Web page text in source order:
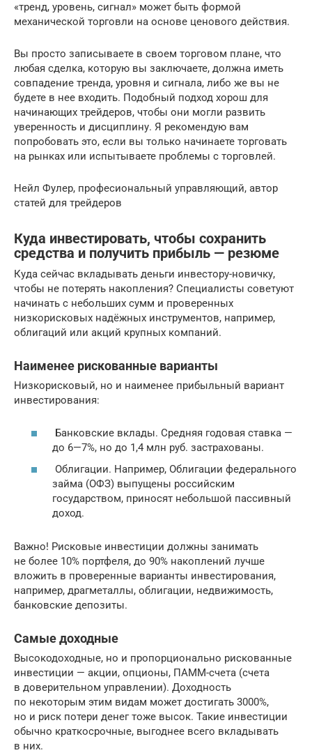
«тренд, уровень, сигнал» может быть формой
механической торговли на основе ценового действия.
Вы просто записываете в своем торговом плане, что
любая сделка, которую вы заключаете, должна иметь
совпадение тренда, уровня и сигнала, либо же вы не
будете в нее входить. Подобный подход хорош для
начинающих трейдеров, чтобы они могли развить
уверенность и дисциплину. Я рекомендую вам
попробовать это, если вы только начинаете торговать
на рынках или испытываете проблемы с торговлей.
Нейл Фулер, професиональный управляющий, автор
статей для трейдеров
Куда инвестировать, чтобы сохранить
средства и получить прибыль — резюме
Куда сейчас вкладывать деньги инвестору-новичку,
чтобы не потерять накопления? Специалисты советуют
начинать с небольших сумм и проверенных
низкорисковых надёжных инструментов, например,
облигаций или акций крупных компаний.
Наименее рискованные варианты
Низкорисковый, но и наименее прибыльный вариант
инвестирования:
Банковские вклады. Средняя годовая ставка —
до 6—7%, но до 1,4 млн руб. застрахованы.
Облигации. Например, Облигации федерального
займа (ОФЗ) выпущены российским
государством, приносят небольшой пассивный
доход.
Важно! Рисковые инвестиции должны занимать
не более 10% портфеля, до 90% накоплений лучше
вложить в проверенные варианты инвестирования,
например, драгметаллы, облигации, недвижимость,
банковские депозиты.
Самые доходные
Высокодоходные, но и пропорционально рискованные
инвестиции — акции, опционы, ПАММ-счета (счета
в доверительном управлении). Доходность
по некоторым этим видам может достигать 3000%,
но и риск потери денег тоже высок. Такие инвестиции
обычно краткосрочные, выгоднее всего вкладывать
в них.